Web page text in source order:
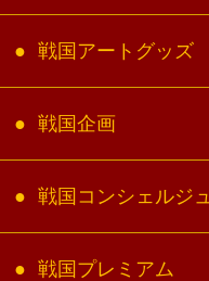
戦国アートグッズ
戦国企画
戦国コンシェルジュ
戦国プレミアム